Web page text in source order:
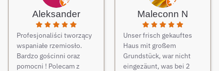
Aleksander
Profesjonaliści tworzący
wspaniałe rzemiosło.
Bardzo gościnni oraz
pomocni ! Polecam z
Maleconn N
Unser frisch gekauftes
Haus mit großem
Grundstück, war nicht
eingezäunt, was bei 2